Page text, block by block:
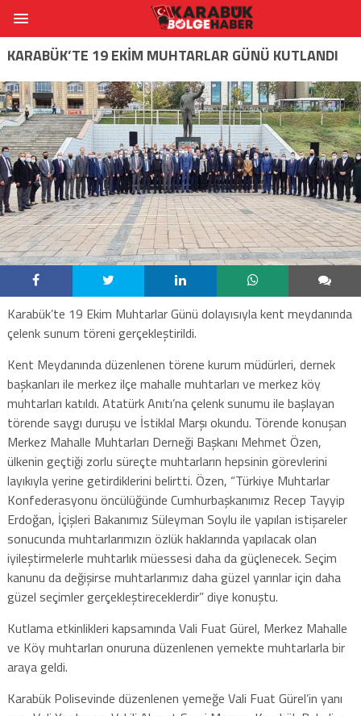
KARABÜK’TE 19 EKİM MUHTARLAR GÜNÜ KUTLANDI
Karabük’te 19 Ekim Muhtarlar Günü dolayısıyla kent meydanında
çelenk sunum töreni gerçekleştirildi.
Kent Meydanında düzenlenen törene kurum müdürleri, dernek
başkanları ile merkez ilçe mahalle muhtarları ve merkez köy
muhtarları katıldı. Atatürk Anıtı’na çelenk sunumu ile başlayan
törende saygı duruşu ve İstiklal Marşı okundu. Törende konuşan
Merkez Mahalle Muhtarları Derneği Başkanı Mehmet Özen,
ülkenin geçtiği zorlu süreçte muhtarların hepsinin görevlerini
layıkıyla yerine getirdiklerini belirtti. Özen, “Türkiye Muhtarlar
Konfederasyonu öncülüğünde Cumhurbaşkanımız Recep Tayyip
Erdoğan, İçişleri Bakanımız Süleyman Soylu ile yapılan istişareler
sonucunda muhtarlarımızın özlük haklarında yapılacak olan
iyileştirmelerle muhtarlık müessesi daha da güçlenecek. Seçim
kanunu da değişirse muhtarlarımız daha güzel yarınlar için daha
güzel seçimler gerçekleştireceklerdir” diye konuştu.
Kutlama etkinlikleri kapsamında Vali Fuat Gürel, Merkez Mahalle
ve Köy muhtarları onuruna düzenlenen yemekte muhtarlarla bir
araya geldi.
Karabük Polisevinde düzenlenen yemeğe Vali Fuat Gürel’in yanı